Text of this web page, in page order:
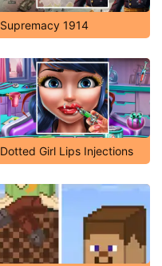
Supremacy 1914
Dotted Girl Lips Injections